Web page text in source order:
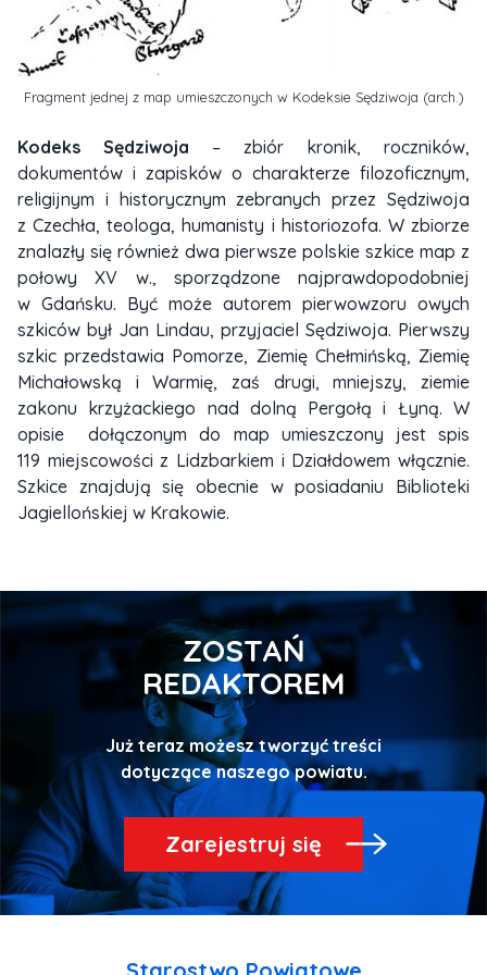
Fragment jednej z map umieszczonych w Kodeksie Sędziwoja (arch.)
Kodeks Sędziwoja – zbiór kronik, roczników,
dokumentów i zapisków o charakterze filozoficznym,
religijnym i historycznym zebranych przez Sędziwoja
z Czechła, teologa, humanisty i historiozofa. W zbiorze
znalazły się również dwa pierwsze polskie szkice map z
połowy XV w., sporządzone najprawdopodobniej
w Gdańsku. Być może autorem pierwowzoru owych
szkiców był Jan Lindau, przyjaciel Sędziwoja. Pierwszy
szkic przedstawia Pomorze, Ziemię Chełmińską, Ziemię
Michałowską i Warmię, zaś drugi, mniejszy, ziemie
zakonu krzyżackiego nad dolną Pergołą i Łyną. W
opisie dołączonym do map umieszczony jest spis
119 miejscowości z Lidzbarkiem i Działdowem włącznie.
Szkice znajdują się obecnie w posiadaniu Biblioteki
Jagiellońskiej w Krakowie.
ZOSTAŃ
REDAKTOREM
Już teraz możesz tworzyć treści
dotyczące naszego powiatu.
Zarejestruj się